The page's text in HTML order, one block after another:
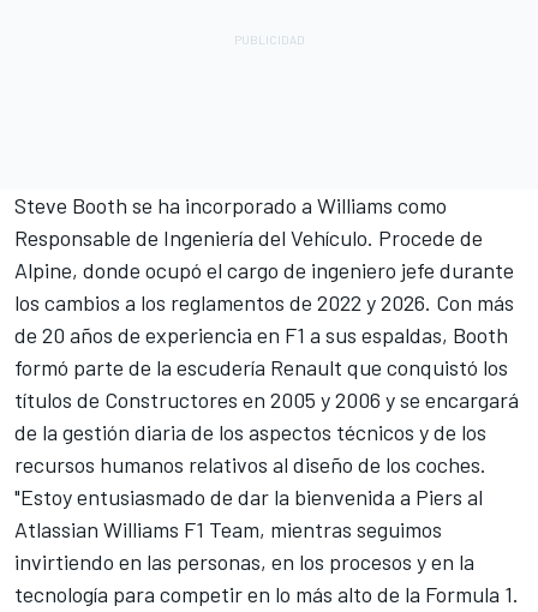
Steve Booth se ha incorporado a Williams como
Responsable de Ingeniería del Vehículo. Procede de
Alpine, donde ocupó el cargo de ingeniero jefe durante
los cambios a los reglamentos de 2022 y 2026. Con más
de 20 años de experiencia en F1 a sus espaldas, Booth
formó parte de la escudería Renault que conquistó los
títulos de Constructores en 2005 y 2006 y se encargará
de la gestión diaria de los aspectos técnicos y de los
recursos humanos relativos al diseño de los coches.
"Estoy entusiasmado de dar la bienvenida a Piers al
Atlassian Williams F1 Team, mientras seguimos
invirtiendo en las personas, en los procesos y en la
tecnología para competir en lo más alto de la Formula 1.